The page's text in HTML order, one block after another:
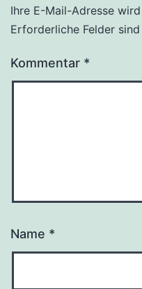
Ihre E-Mail-Adresse
Erforderliche Felder
Kommentar *
Name *